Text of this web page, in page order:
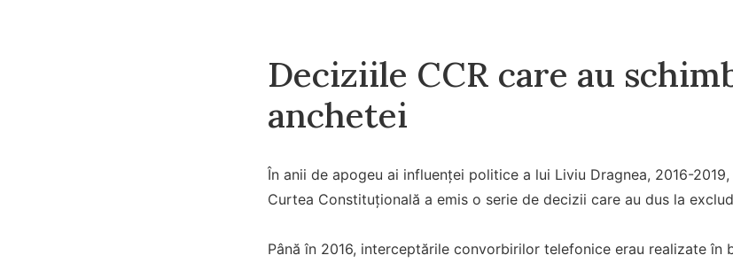
Deciziile CCR care au
anchetei
În anii de apogeu ai influenței politice a lui Liviu Dragnea, 2016-
Curtea Constituțională a emis o serie de decizii care au dus la
Până în 2016, interceptările convorbirilor telefonice erau realizate în